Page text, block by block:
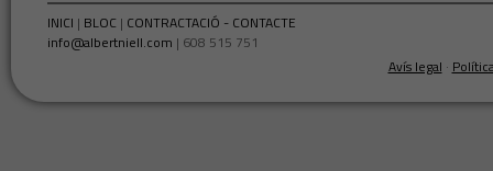
INICI | BLOC| CONTRACTACIÓ - CONTACTE
info@albertniell.com | 608 515 751
Avís legal ·